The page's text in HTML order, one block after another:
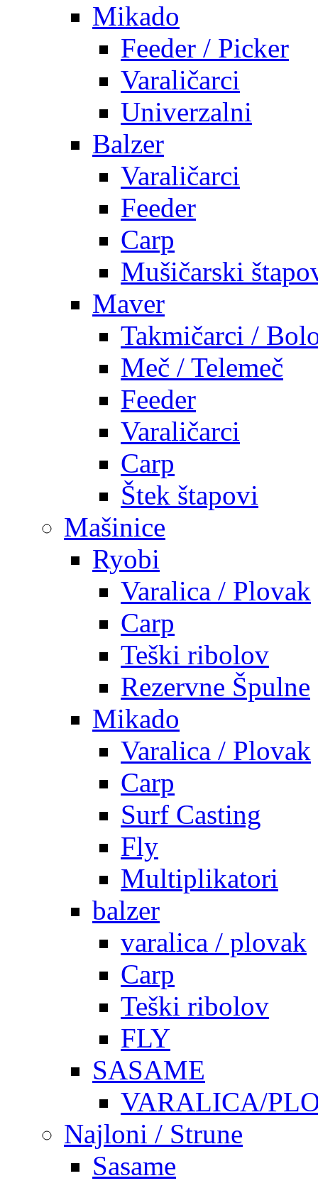
Mikado
Feeder / Picker
Varaličarci
Univerzalni
Balzer
Varaličarci
Feeder
Carp
Mušičarski
Maver
Takmičarci /
Meč / Telemeč
Feeder
Varaličarci
Carp
Štek štapovi
Mašinice
Ryobi
Varalica / Plovak
Carp
Teški ribolov
Rezervne Špulne
Mikado
Varalica / Plovak
Carp
Surf Casting
Fly
Multiplikatori
balzer
varalica / plovak
Carp
Teški ribolov
FLY
SASAME
VARALICA/
Najloni / Strune
Sasame